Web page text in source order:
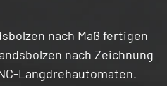
nach Maß fertigen
nach Zeichnung
Langdrehautomaten.